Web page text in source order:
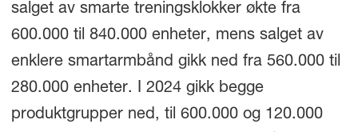
salget av smarte treningsklokker økte fra
600.000 til 840.000 enheter, mens salget av
enklere smartarmbånd gikk ned fra 560.000 til
280.000 enheter. I 2024 gikk begge
produktgrupper ned, til 600.000 og 120.000